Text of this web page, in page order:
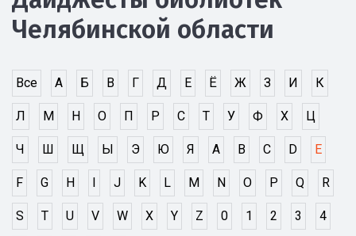
Челябинской области
Все А Б В Г Д Е Ё Ж З И К
Л М Н О П Р С Т У Ф Х Ц
Ч Ш Щ Ы Э Ю Я A B C D E
F G H I J K L M N O P Q R
S T U V W X Y Z 0 1 2 3 4